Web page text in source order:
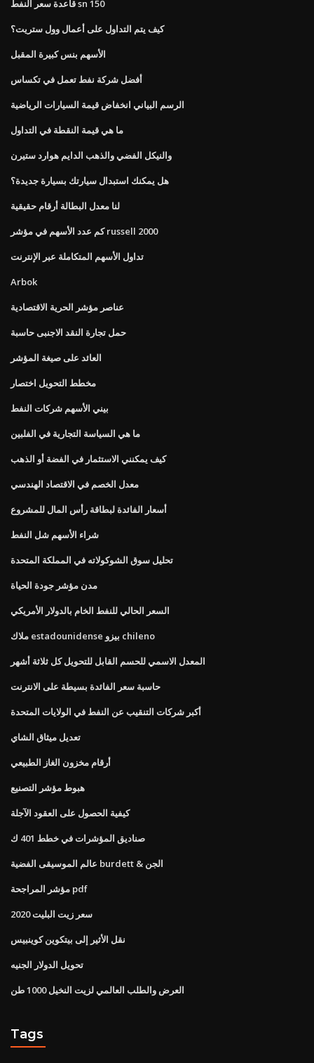
قاعدة سعر النفط sn 150
كيف يتم التداول على أعمال وول ستريت؟
الأسهم بنس كبيرة المقبل
أفضل شركة نفط تعمل في تكساس
الرسم البياني انخفاض قيمة السيارات الرياضية
ما هي قيمة النقطة في التداول
والنيكل الفضي والذهب الدايم هوارد ستيرن
هل يمكنك استبدال سيارتك بسيارة جديدة؟
لنا معدل البطالة أرقام حقيقية
كم عدد الأسهم في مؤشر russell 2000
تداول الأسهم المتكاملة عبر الإنترنت
Arbok
عناصر مؤشر الحرية الاقتصادية
حمل تجارة النقد الاجنبى حاسبة
العائد على صيغة المؤشر
مخطط التحويل اختصار
بيني الأسهم شركات النفط
ما هي السياسة التجارية في الفلبين
كيف يمكنني الاستثمار في الفضة أو الذهب
معدل الخصم في الاقتصاد الهندسي
أسعار الفائدة لبطاقة رأس المال للمشروع
شراء الأسهم شل النفط
تحليل سوق الشوكولاته في المملكة المتحدة
مدن مؤشر جودة الحياة
السعر الحالي للنفط الخام بالدولار الأمريكي
ملاك estadounidense بيزو chileno
المعدل الاسمي للحسم القابل للتحويل كل ثلاثة أشهر
حاسبة سعر الفائدة بسيطة على الانترنت
أكبر شركات التنقيب عن النفط في الولايات المتحدة
تعديل ميثاق الشاي
أرقام مخزون الغاز الطبيعي
هبوط مؤشر التصنيع
كيفية الحصول على العقود الآجلة
صناديق المؤشرات في خطط 401 ك
عالم الموسيقى الفضية burdett & الجن
مؤشر المراجحة pdf
سعر زيت البليت 2020
نقل الأثير إلى بيتكوين كوينبيس
تحويل الدولار الجنيه
العرض والطلب العالمي لزيت النخيل 1000 طن
Tags